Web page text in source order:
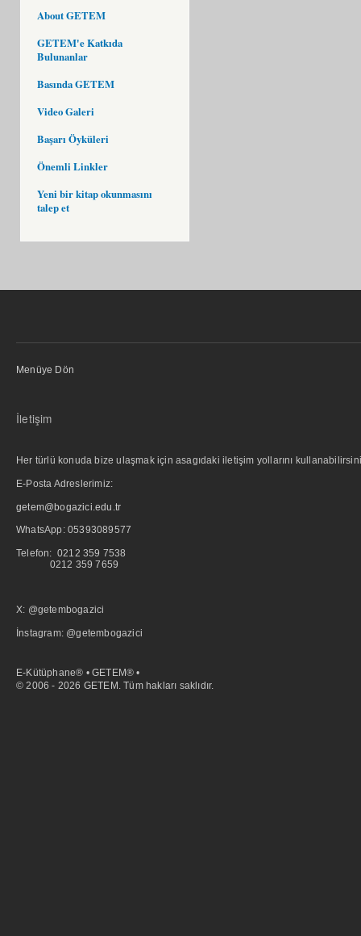
About GETEM
GETEM'e Katkıda
Bulunanlar
Basında GETEM
Video Galeri
Başarı Öyküleri
Önemli Linkler
Yeni bir kitap okunmasını
talep et
Menüye Dön
İletişim
Her türlü konuda bize ulaşmak için asagıdaki iletişim yollarını
E-Posta Adreslerimiz:
getem@bogazici.edu.tr
WhatsApp: 05393089577
Telefon: 0212 359 7538
0212 359 7659
X: @getembogazici
İnstagram: @getembogazici
E-Kütüphane® • GETEM® •
© 2006 - 2026 GETEM. Tüm hakları saklıdır.